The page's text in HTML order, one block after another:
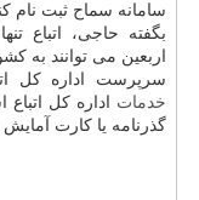
سامانه سماح ثبت نام
بگفته حاجی، اتباع
اربعین می توانند به
سرپرست اداره كل
خدمات اداره كل
گذرنامه یا كارت